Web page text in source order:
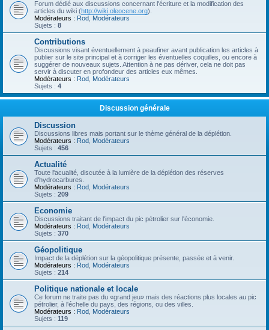
Forum dédié aux discussions concernant l'écriture et la modification des
articles du wiki (http://wiki.oleocene.org).
Modérateurs : Rod Modérateurs
Sujets : 8
Contributions
Discussions visant éventuellement à peaufiner avant publication les articles à
publier sur le site principal et à corriger les éventuelles coquilles, ou encore à
suggérer de nouveaux sujets. Attention à ne pas dériver, cela ne doit pas
servir à discuter en profondeur des articles eux mêmes.
Modérateurs : Rod Modérateurs
Sujets : 4
Discussion générale
Discussion
Discussions libres mais portant sur le thème général de la déplétion.
Modérateurs : Rod Modérateurs
Sujets : 456
Actualité
Toute l'acualité, discutée à la lumière de la déplétion des réserves
d'hydrocarbures.
Modérateurs : Rod Modérateurs
Sujets : 209
Economie
Discussions traitant de l'impact du pic pétrolier sur l'économie.
Modérateurs : Rod Modérateurs
Sujets : 370
Géopolitique
Impact de la déplétion sur la géopolitique présente, passée et à venir.
Modérateurs : Rod Modérateurs
Sujets : 214
Politique nationale et locale
Ce forum ne traite pas du «grand jeu» mais des réactions plus locales au pic
pétrolier, à l'échelle du pays, des régions, ou des villes.
Modérateurs : Rod Modérateurs
Sujets : 119